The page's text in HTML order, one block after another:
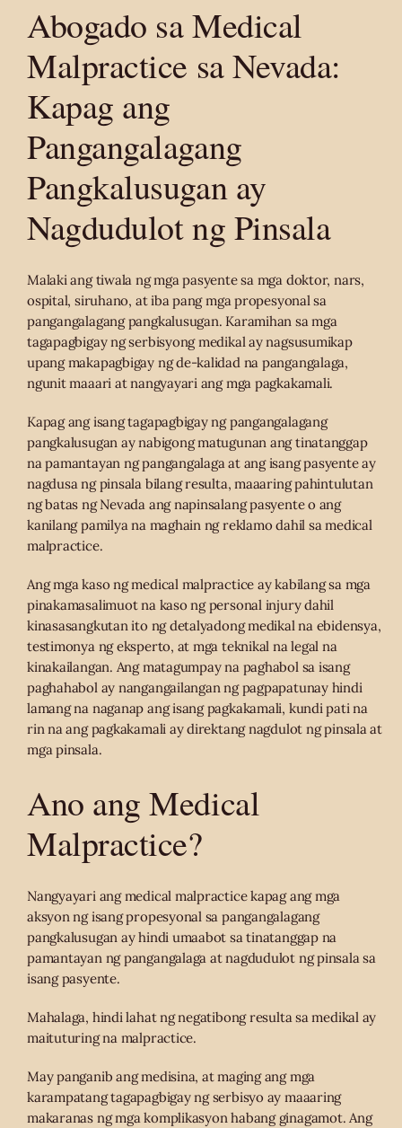
Abogado sa Medical
Malpractice sa Nevada:
Kapag ang
Pangangalagang
Pangkalusugan ay
Nagdudulot ng Pinsala
Malaki ang tiwala ng mga pasyente sa mga doktor, nars,
ospital, siruhano, at iba pang mga propesyonal sa
pangangalagang pangkalusugan. Karamihan sa mga
tagapagbigay ng serbisyong medikal ay nagsusumikap
upang makapagbigay ng de-kalidad na pangangalaga,
ngunit maaari at nangyayari ang mga pagkakamali.
Kapag ang isang tagapagbigay ng pangangalagang
pangkalusugan ay nabigong matugunan ang tinatanggap
na pamantayan ng pangangalaga at ang isang pasyente ay
nagdusa ng pinsala bilang resulta, maaaring pahintulutan
ng batas ng Nevada ang napinsalang pasyente o ang
kanilang pamilya na maghain ng reklamo dahil sa medical
malpractice.
Ang mga kaso ng medical malpractice ay kabilang sa mga
pinakamasalimuot na kaso ng personal injury dahil
kinasasangkutan ito ng detalyadong medikal na ebidensya,
testimonya ng eksperto, at mga teknikal na legal na
kinakailangan. Ang matagumpay na paghabol sa isang
paghahabol ay nangangailangan ng pagpapatunay hindi
lamang na naganap ang isang pagkakamali, kundi pati na
rin na ang pagkakamali ay direktang nagdulot ng pinsala at
mga pinsala.
Ano ang Medical
Malpractice?
Nangyayari ang medical malpractice kapag ang mga
aksyon ng isang propesyonal sa pangangalagang
pangkalusugan ay hindi umaabot sa tinatanggap na
pamantayan ng pangangalaga at nagdudulot ng pinsala sa
isang pasyente.
Mahalaga, hindi lahat ng negatibong resulta sa medikal ay
maituturing na malpractice.
May panganib ang medisina, at maging ang mga
karampatang tagapagbigay ng serbisyo ay maaaring
makaranas ng mga komplikasyon habang ginagamot. Ang